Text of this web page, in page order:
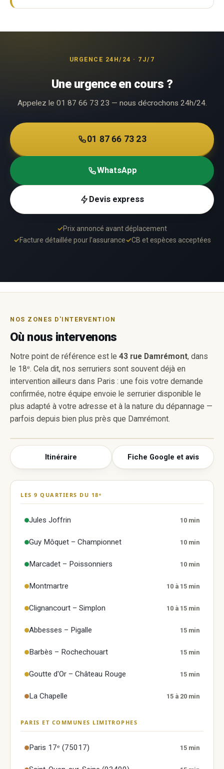
URGENCE 24H/24 · 7J/7
Une urgence en cours ?
Appelez le 01 87 66 73 23 — nous décrochons 24h/24.
01 87 66 73 23
WhatsApp
Devis express
✓Prix annoncé avant déplacement
✓Facture détaillée pour l’assurance✓CB et espèces acceptées
NOS ZONES D'INTERVENTION
Où nous intervenons
Notre point de référence est le 43 rue Damrémont, dans
le 18ᵉ. Cela dit, nos serruriers sont souvent déjà en
intervention ailleurs dans Paris : une fois votre demande
confirmée, notre équipe envoie le serrurier disponible le
plus adapté à votre adresse et à la nature du dépannage —
parfois depuis bien plus près que Damrémont.
Afficher la carte Google
La carte n'est chargée qu'à votre demande :
ses avis.
Itinéraire Fiche Google et avis
LES 9 QUARTIERS DU 18ᵉ
Jules Joffrin 10 min
Guy Môquet – Championnet 10 min
Marcadet – Poissonniers 10 min
Montmartre 10 à 15 min
Clignancourt – Simplon 10 à 15 min
Abbesses – Pigalle 15 min
Barbès – Rochechouart 15 min
Goutte d'Or – Château Rouge 15 min
La Chapelle 15 à 20 min
PARIS ET COMMUNES LIMITROPHES
Paris 17ᵉ (75017) 15 min